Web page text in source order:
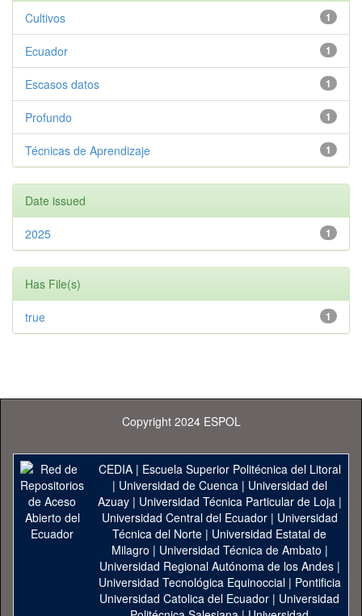
1
Cultivos
1
Ecuador
1
Escasos datos
1
Profundo
1
Técnicas de Aprendizaje
Date issued
1
2025
Has File(s)
1
true
Copyright 2024 ESPOL
CEDIA| Escuela Superior Politécnica del Litoral
| Universidad de Cuenca| Universidad del
Azuay| Universidad Técnica Particular de Loja|
Universidad Central del Ecuador| Universidad
Técnica del Norte | Universidad Estatal de
Milagro | Universidad Técnica de Ambato |
Universidad Regional Autónoma de los Andes|
Universidad Tecnológica Equinoccial| Pontificia
Universidad Catolica del Ecuador | Universidad